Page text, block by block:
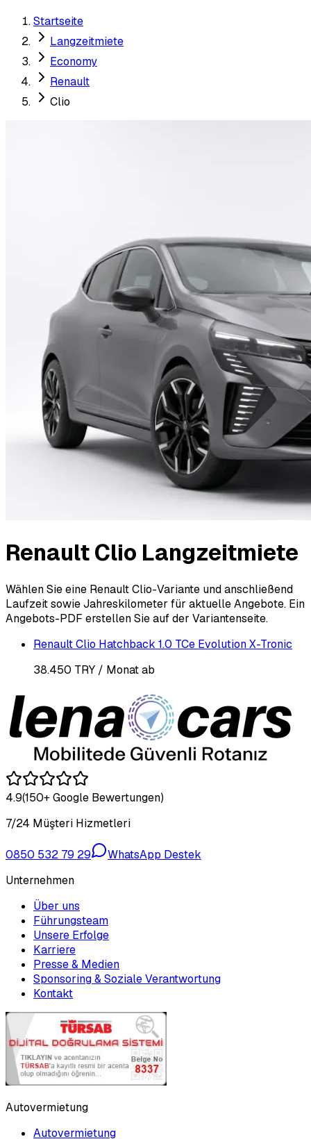
Startseite
Langzeitmiete
Economy
Renault
Clio
Renault Clio Langzeitmiete
Wählen Sie eine Renault Clio-Variante und anschließend
Laufzeit sowie Jahreskilometer für aktuelle Angebote. Ein
Angebots-PDF erstellen Sie auf der Variantenseite.
Renault Clio Hatchback 1.0 TCe Evolution X-Tronic
38.450 TRY / Monat ab
4.9(150+ Google Bewertungen)
7/24 Müşteri Hizmetleri
0850 532 79 29
WhatsApp Destek
Unternehmen
Über uns
Führungsteam
Unsere Erfolge
Karriere
Presse & Medien
Sponsoring & Soziale Verantwortung
Kontakt
Autovermietung
Autovermietung